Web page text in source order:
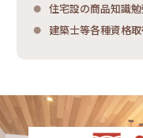
住宅設の商品知識
建築士等各種資格